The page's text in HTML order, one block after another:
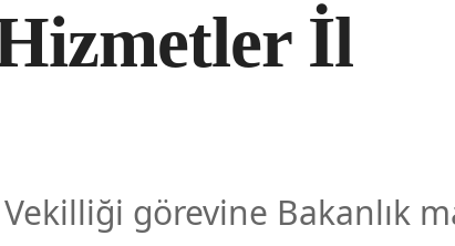
İl
görevine Bakanlık